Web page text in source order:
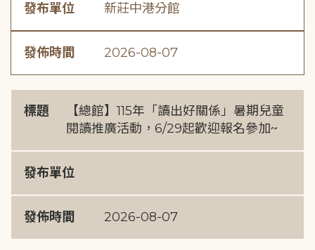
發布單位 新莊中港分館
發佈時間 2026-08-07
標題
【總館】115年「讀出好關係」暑期兒童
閱讀推廣活動，6/29起歡迎報名參加~
發布單位
發佈時間 2026-08-07